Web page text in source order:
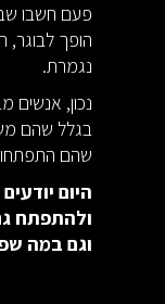
פעם חשבו
הופך לבוגר,
נגמרת.
נכון, אנשים
בגלל שהם
שהם
היום
ולהתפתח
וגם במה